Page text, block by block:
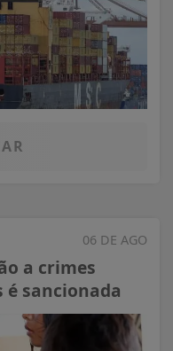
06 DE AGO
a crimes
sancionada